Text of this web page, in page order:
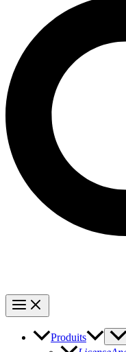
Produits